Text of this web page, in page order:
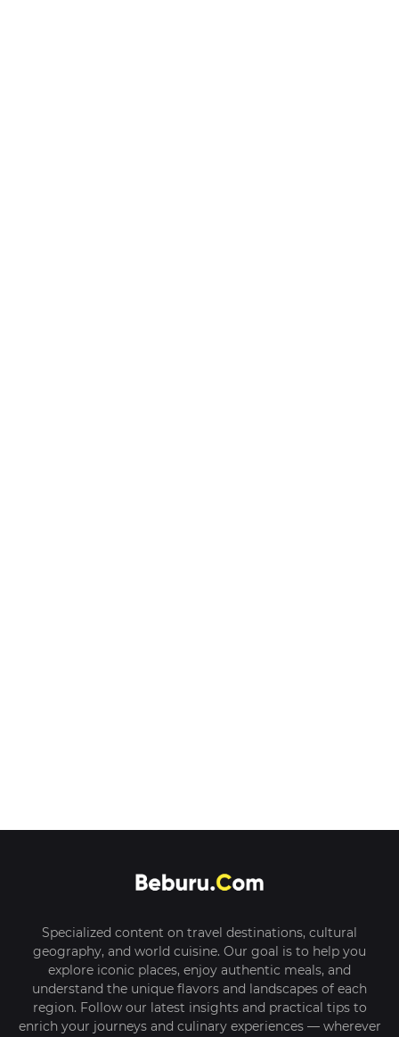
Specialized content on travel destinations, cultural
geography, and world cuisine. Our goal is to help you
explore iconic places, enjoy authentic meals, and
understand the unique flavors and landscapes of each
region. Follow our latest insights and practical tips to
enrich your journeys and culinary experiences — wherever